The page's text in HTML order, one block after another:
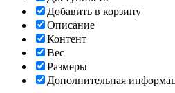
Добавить в корзину
Описание
Контент
Вес
Размеры
Дополнительная